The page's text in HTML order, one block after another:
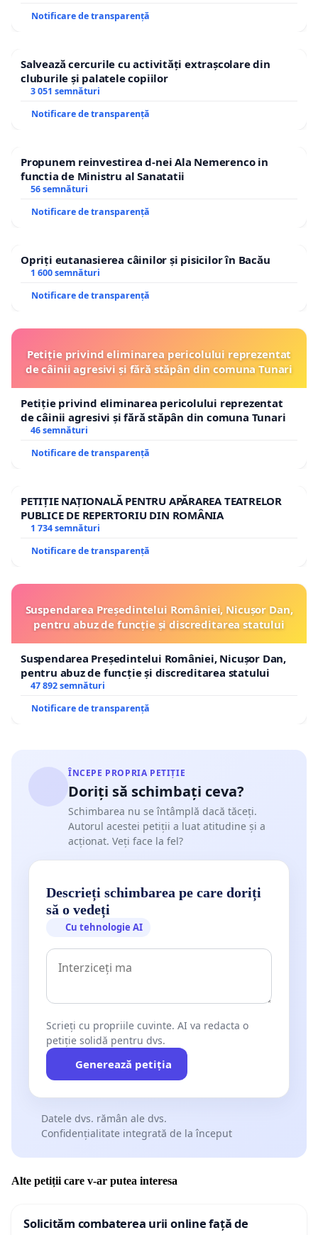
Notificare de transparență
Salvează cercurile cu activități extrașcolare din
cluburile și palatele copiilor
3 051 semnături
Notificare de transparență
Propunem reinvestirea d-nei Ala Nemerenco in
functia de Ministru al Sanatatii
56 semnături
Notificare de transparență
Opriți eutanasierea câinilor și pisicilor în Bacău
1 600 semnături
Notificare de transparență
Petiție privind eliminarea pericolului reprezentat
de câinii agresivi și fără stăpân din comuna Tunari
Petiție privind eliminarea pericolului reprezentat
de câinii agresivi și fără stăpân din comuna Tunari
46 semnături
Notificare de transparență
PETIȚIE NAȚIONALĂ PENTRU APĂRAREA TEATRELOR
PUBLICE DE REPERTORIU DIN ROMÂNIA
1 734 semnături
Notificare de transparență
Suspendarea Președintelui României, Nicușor Dan,
pentru abuz de funcție și discreditarea statului
Suspendarea Președintelui României, Nicușor Dan,
pentru abuz de funcție și discreditarea statului
47 892 semnături
Notificare de transparență
ÎNCEPE PROPRIA PETIȚIE
Doriți să schimbați ceva?
Schimbarea nu se întâmplă dacă tăceți.
Autorul acestei petiții a luat atitudine și a
acționat. Veți face la fel?
Descrieți schimbarea pe care doriți
să o vedeți
Cu tehnologie AI
Scrieți cu propriile cuvinte. AI va redacta o
petiție solidă pentru dvs.
Generează petiția
Datele dvs. rămân ale dvs.
Confidențialitate integrată de la început
Alte petiții care v-ar putea interesa
Solicităm combaterea urii online față de